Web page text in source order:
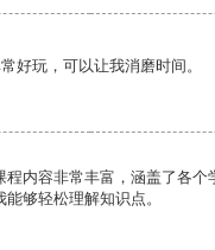
好玩，可以让我消磨时间。
程内容非常丰富，涵盖了各个
够轻松理解知识点。